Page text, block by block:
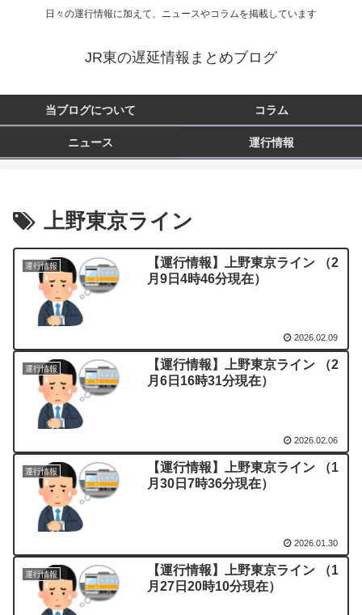
日々の運行情報に加えて、ニュースやコラムを掲載しています
JR東の遅延情報まとめブログ
当ブログについて コラム
ニュース 運行情報
上野東京ライン
運行情報
【運行情報】上野東京ライン （2
月9日4時46分現在）
2026.02.09
運行情報
【運行情報】上野東京ライン （2
月6日16時31分現在）
2026.02.06
運行情報
【運行情報】上野東京ライン （1
月30日7時36分現在）
2026.01.30
運行情報
【運行情報】上野東京ライン （1
月27日20時10分現在）